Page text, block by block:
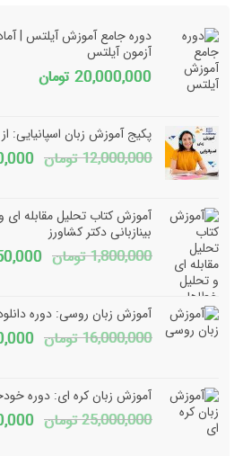
دوره جامع آموزش آیلتس |
آزمون آیلتس
20,000,000 تومان
پکیج آموزش زبان اسپانیایی:
12,000,000 تومان
بود.آموزش کتاب تحلیل مقابله
بینازبانی دکتر کشاورز
1,800,000 تومان قیمت
بود.آموزش زبان روسی: دوره
16,000,000 تومان
بود.آموزش زبان کره ای: دوره
25,000,000 تومان